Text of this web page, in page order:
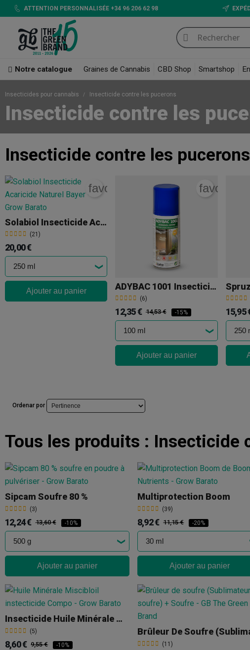
ATTENTION PERSONNALISÉE +34 96 206 62 98
Notre catalogue Graines de Cannabis CBD Shop Smartshop
Insecticides pour cannabis Insecticide contre les pucerons
Insecticide contre les
Insecticide contre les pucerons
Solabiol Insecticide Acaricide Naturel
(21)
favorite_border
20,00 €
Ajouter au panier ADYBAC 1001 Insecticide Décharge Totale
(6)
12,35 € 14,53 € -15%
Ajouter au panier
15,95
Ordenar por
Tous les produits : Insecticide
Sipcam Soufre 80 %
(3)
12,24 € 13,60 € -10%
Ajouter au panier
Multiprotection Boom
(39)
8,92 € 11,15 € -20%
Ajouter au panier
Insecticide Huile Minérale Miscibloil Compo
(5)
8,60 € 9,55 € -10% (11)